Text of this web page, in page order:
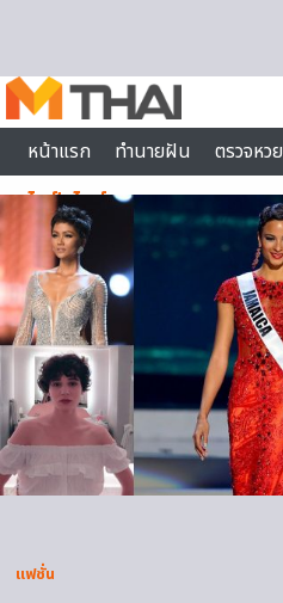
หน้าแรก
ทำนายฝัน ตรวจหวย
ไลฟ์สไตล์
แฟชั่น